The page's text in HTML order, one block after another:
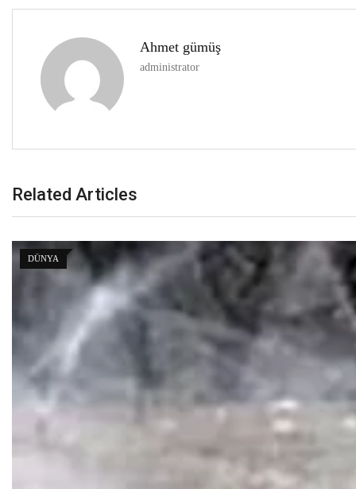
Ahmet gümüş
administrator
Related Articles
DÜNYA